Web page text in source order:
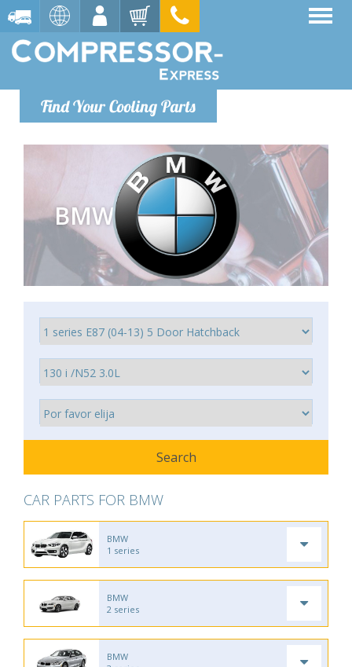
Find Your Cooling Parts
BMW
CAR PARTS FOR BMW
BMW
1 series
BMW
2 series
BMW